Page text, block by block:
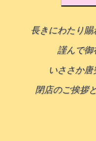
長きにわたり賜
謹んで御
いささか
閉店のご挨拶